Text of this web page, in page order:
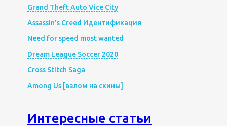
Grand Theft Auto Vice City
Assassin’s Creed Идентификация
Need for speed most wanted
Dream League Soccer 2020
Cross Stitch Saga
Among Us [взлом на скины]
Интересные статьи